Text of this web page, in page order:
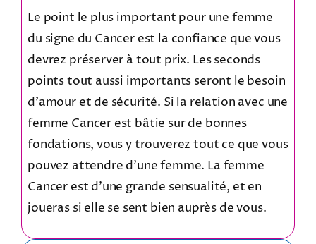
Le point le plus important pour une femme
du signe du Cancer est la confiance que vous
devrez préserver à tout prix. Les seconds
points tout aussi importants seront le besoin
d’amour et de sécurité. Si la relation avec une
femme Cancer est bâtie sur de bonnes
fondations, vous y trouverez tout ce que vous
pouvez attendre d’une femme. La femme
Cancer est d’une grande sensualité, et en
joueras si elle se sent bien auprès de vous.